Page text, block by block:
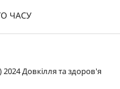
ЧАСУ
Довкілля та здоров'я